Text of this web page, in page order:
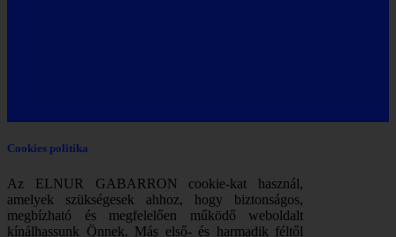
Cookies politika
Az ELNUR GABARRON cookie-kat használ,
amelyek szükségesek ahhoz, hogy biztonságos,
megbízható és megfelelően működő weboldalt
kínálhassunk Önnek. Más első- és harmadik féltől